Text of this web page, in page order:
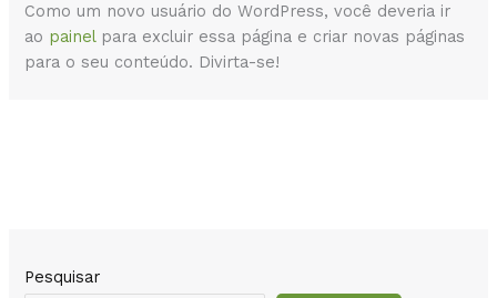
Pesquisar
Como um novo usuário do WordPress, você deveria ir
ao painelpara excluir essa página e criar novas páginas
para o seu conteúdo. Divirta-se!